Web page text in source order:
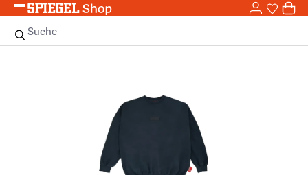
Zum Hauptinhalt springen 0
Suche